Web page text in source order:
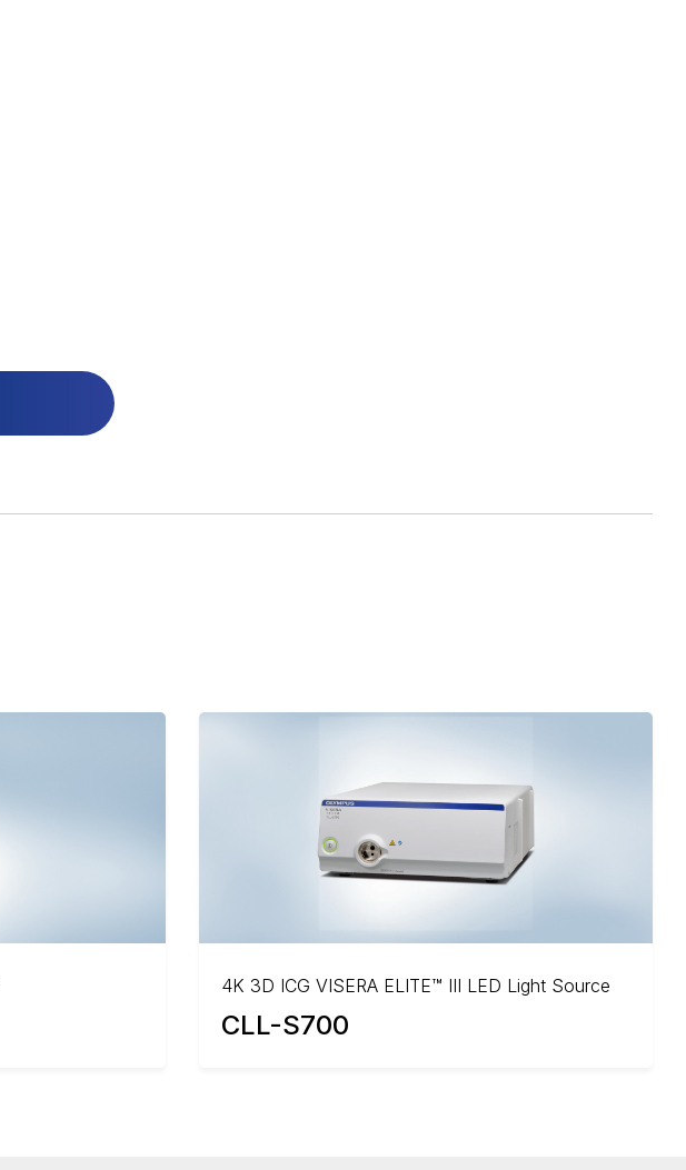
4K 3D ICG VISERA ELITE™ III LED Light Source
CLL-S700